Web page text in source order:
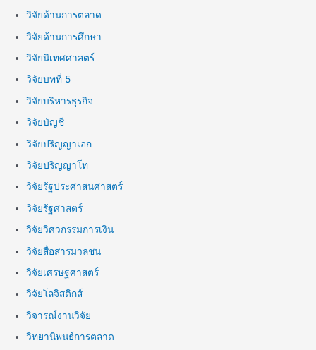
วิจัยด้านการตลาด
วิจัยด้านการศึกษา
วิจัยนิเทศศาสตร์
วิจัยบทที่ 5
วิจัยบริหารธุรกิจ
วิจัยบัญชี
วิจัยปริญญาเอก
วิจัยปริญญาโท
วิจัยรัฐประศาสนศาสตร์
วิจัยรัฐศาสตร์
วิจัยวิศวกรรมการเงิน
วิจัยสื่อสารมวลชน
วิจัยเศรษฐศาสตร์
วิจัยโลจิสติกส์
วิจารณ์งานวิจัย
วิทยานิพนธ์การตลาด